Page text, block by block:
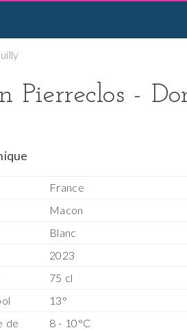
Pierreclos -
France
Macon
Blanc
2023
75 cl
13°
de
8 - 10°C